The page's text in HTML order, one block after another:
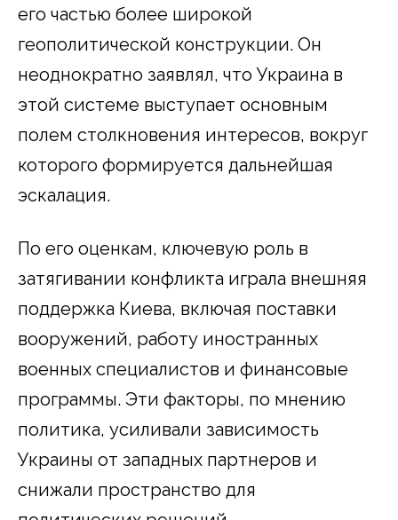
его частью более широкой
геополитической конструкции. Он
неоднократно заявлял, что Украина в
этой системе выступает основным
полем столкновения интересов, вокруг
которого формируется дальнейшая
эскалация.
По его оценкам, ключевую роль в
затягивании конфликта играла внешняя
поддержка Киева, включая поставки
вооружений, работу иностранных
военных специалистов и финансовые
программы. Эти факторы, по мнению
политика, усиливали зависимость
Украины от западных партнеров и
снижали пространство для